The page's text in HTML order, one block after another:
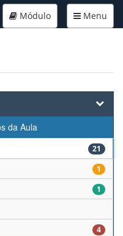
Menu
Módulo
da Aula
21
1
1
4